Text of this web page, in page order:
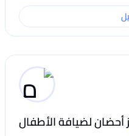
أحضان لضيافة الأطفال